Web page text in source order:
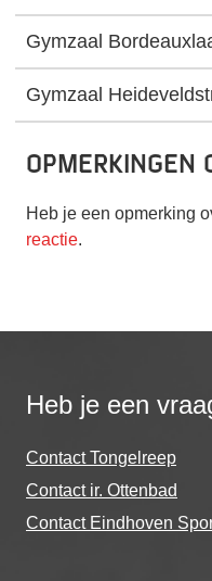
Gymzaal
Gymzaal
Opmerkingen
Heb je een opmerking
reactie.
Heb je een
Contact Tongelreep
Contact ir. Ottenbad
Contact Eindhoven